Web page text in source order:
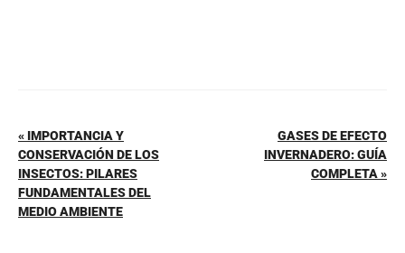
« IMPORTANCIA Y
CONSERVACIÓN DE LOS
INSECTOS: PILARES
FUNDAMENTALES DEL
MEDIO AMBIENTE
GASES DE EFECTO
INVERNADERO: GUÍA
COMPLETA »